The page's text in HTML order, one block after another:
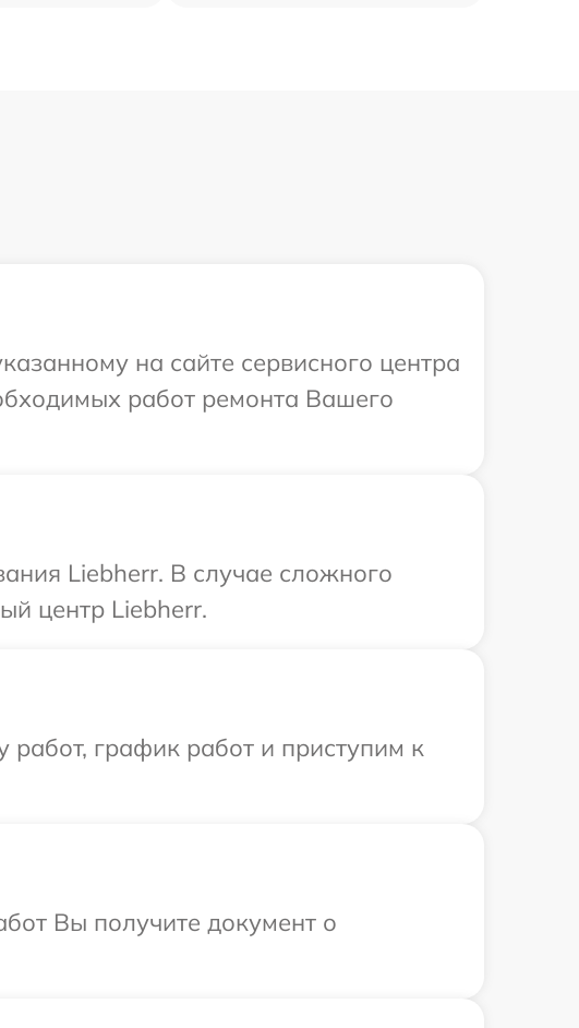
на сайте сервисного центра
работ ремонта Вашего
Liebherr. В случае сложного
центр Liebherr.
график работ и приступим к
Вы получите документ о